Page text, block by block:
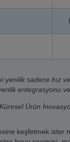
yenilik sadece hız
entegrasyonu
Ürün
keşfetmek ister